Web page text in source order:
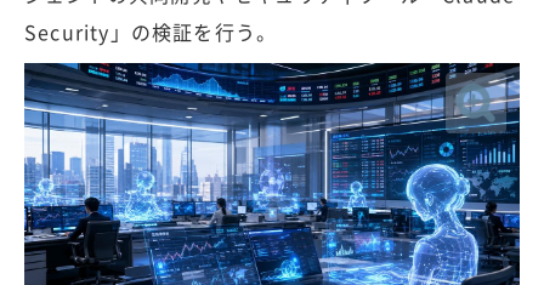
Security」の検証を行う。